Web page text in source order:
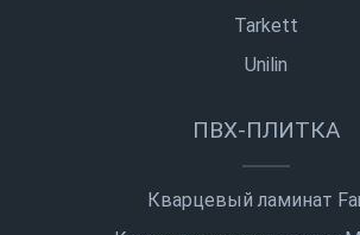
Tarkett
Unilin
ПВХ-ПЛИТКА
Кварцевый ламинат